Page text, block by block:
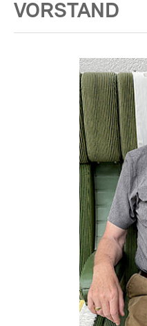
VORSTAND